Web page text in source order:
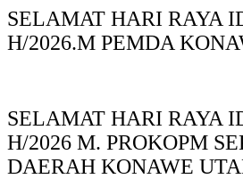
SELAMAT HARI RAYA
H/2026.M PEMDA
SELAMAT HARI RAYA
H/2026 M. PROKOPM
DAERAH KONAWE